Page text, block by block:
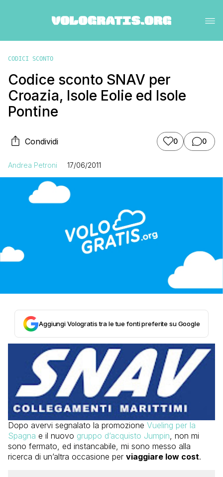
CODICI SCONTO
Codice sconto SNAV per
Croazia, Isole Eolie ed Isole
Pontine
Condividi 0 0
Andrea Petroni 17/06/2011
Aggiungi Vologratis tra le tue fonti preferite su Google
Dopo avervi segnalato la promozione Vueling per la
Spagna e il nuovo gruppo d’acquisto Jumpin, non mi
sono fermato, ed instancabile, mi sono messo alla
ricerca di un’altra occasione per viaggiare low cost.